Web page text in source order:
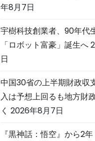
年8月7日
宇樹科技創業者、90年代
「ロボット富豪」誕生へ
日
中国30省の上半期財政
入は予想上回るも地方財
く 2026年8月7日
『黒神話：悟空』から2